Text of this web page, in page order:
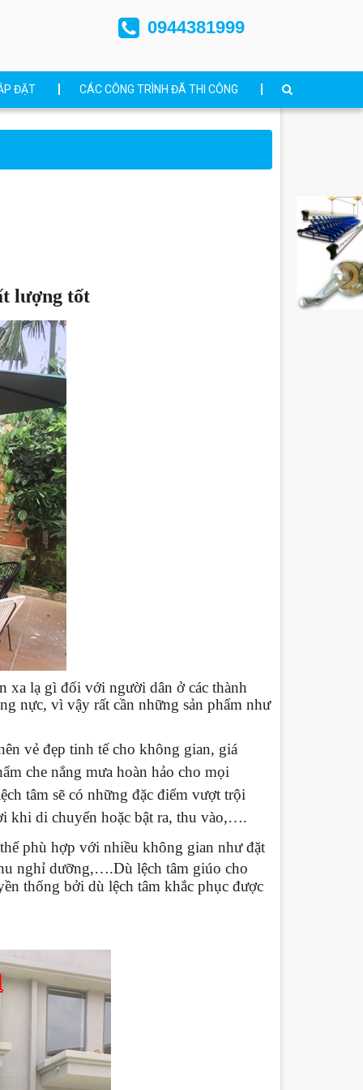
0944381999
ĐẶT CÁC CÔNG TRÌNH ĐÃ THI CÔNG
lượng tốt
xa lạ gì đối với người dân ở các thành
nực, vì vậy rất cần những sản phẩm như
vẻ đẹp tinh tế cho không gian, giá
che nắng mưa hoàn hảo cho mọi
tâm sẽ có những đặc điểm vượt trội
khi di chuyển hoặc bật ra, thu vào,….
phù hợp với nhiều không gian như đặt
nghỉ dưỡng,….Dù lệch tâm giúo cho
thống bởi dù lệch tâm khắc phục được